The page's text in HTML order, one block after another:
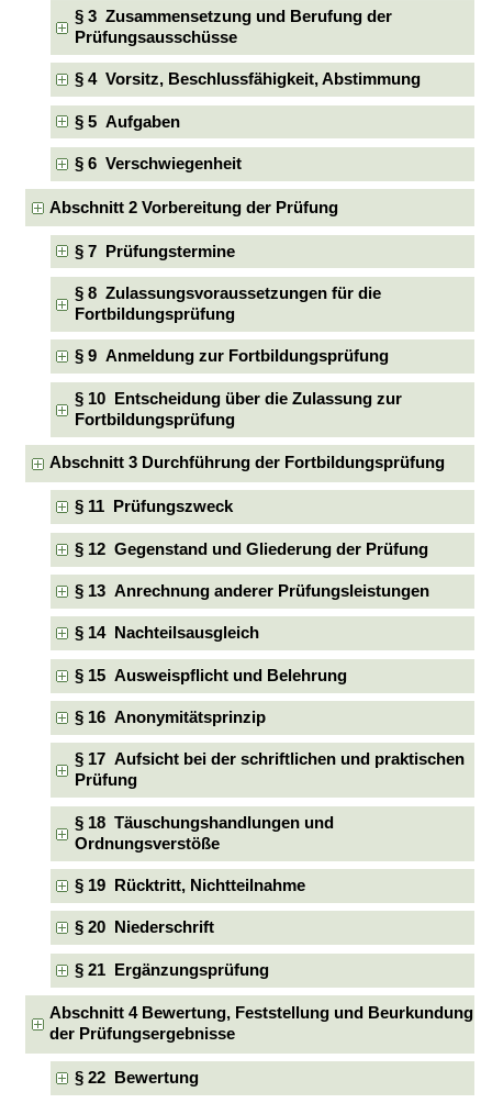
§ 3 Zusammensetzung und Berufung der
Prüfungsausschüsse
§ 4 Vorsitz, Beschlussfähigkeit, Abstimmung
§ 5 Aufgaben
§ 6 Verschwiegenheit
Abschnitt 2 Vorbereitung der Prüfung
§ 7 Prüfungstermine
§ 8 Zulassungsvoraussetzungen für die
Fortbildungsprüfung
§ 9 Anmeldung zur Fortbildungsprüfung
§ 10 Entscheidung über die Zulassung zur
Fortbildungsprüfung
Abschnitt 3 Durchführung der Fortbildungsprüfung
§ 11 Prüfungszweck
§ 12 Gegenstand und Gliederung der Prüfung
§ 13 Anrechnung anderer Prüfungsleistungen
§ 14 Nachteilsausgleich
§ 15 Ausweispflicht und Belehrung
§ 16 Anonymitätsprinzip
§ 17 Aufsicht bei der schriftlichen und praktischen
Prüfung
§ 18 Täuschungshandlungen und
Ordnungsverstöße
§ 19 Rücktritt, Nichtteilnahme
§ 20 Niederschrift
§ 21 Ergänzungsprüfung
Abschnitt 4 Bewertung, Feststellung und Beurkundung
der Prüfungsergebnisse
§ 22 Bewertung